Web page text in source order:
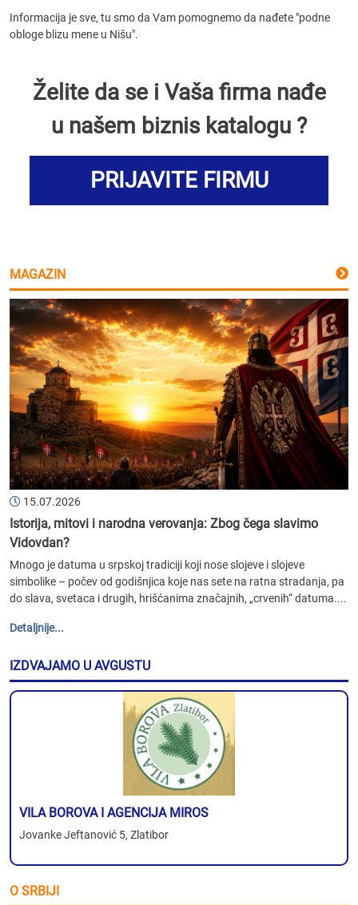
Informacija je sve, tu smo da Vam pomognemo da nađete "podne
obloge blizu mene u Nišu".
Želite da se i Vaša firma nađe
u našem biznis katalogu ?
PRIJAVITE FIRMU
MAGAZIN
15.07.2026
Istorija, mitovi i narodna verovanja: Zbog čega slavimo
Vidovdan?
Mnogo je datuma u srpskoj tradiciji koji nose slojeve i slojeve
simbolike – počev od godišnjica koje nas sete na ratna stradanja, pa
do slava, svetaca i drugih, hrišćanima značajnih, „crvenih“ datuma....
Detaljnije...
IZDVAJAMO U AVGUSTU
VILA BOROVA I AGENCIJA MIROS
Jovanke Jeftanović 5, Zlatibor
O SRBIJI